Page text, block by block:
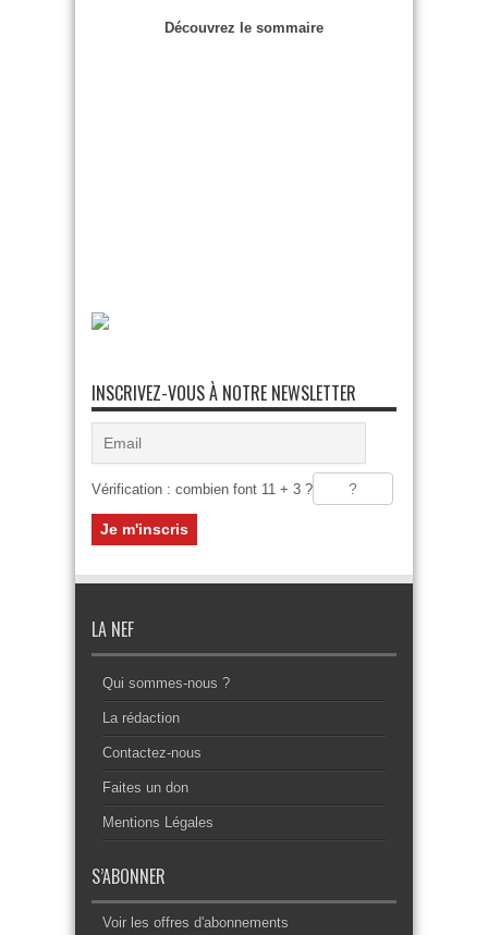
Découvrez le sommaire
INSCRIVEZ-VOUS À NOTRE NEWSLETTER
Vérification : combien font 11 + 3 ?
LA NEF
Qui sommes-nous ?
La rédaction
Contactez-nous
Faites un don
Mentions Légales
S’ABONNER
Voir les offres d'abonnements